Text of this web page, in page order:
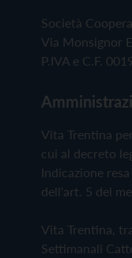
Società
Via Monsignor
P.IVA e C.F.
Vita Trentina
cui al decreto
Indicazione
dell'art. 5 del
Vita Trentina,
Settimanali